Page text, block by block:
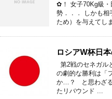
✿！ 女子70Kg級
勢．．． しかも相
ため）を与えてし
ロシアW杯日
第2戦のセネガル
の劇的な勝利は「
か…？ と思わざる
たリバウンド …